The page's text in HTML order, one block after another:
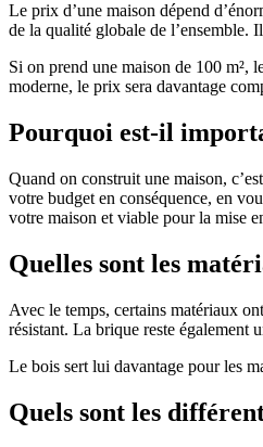
Le prix d’une maison dépend
de la qualité globale de l’ensemble.
Si on prend une maison de 100 m²,
moderne, le prix sera davantage
Pourquoi est-il
Quand on construit une maison,
votre budget en conséquence, en
votre maison et viable pour la mise
Quelles sont les
Avec le temps, certains matériaux
résistant. La brique reste également
Le bois sert lui davantage pour les
Quels sont les